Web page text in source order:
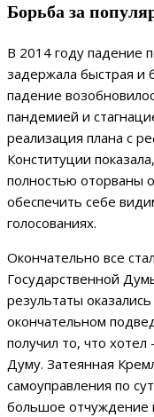
Борьба за
В 2014 году падение
задержала быстрая и
падение
пандемией и
реализация плана с
Конституции
полностью оторваны
обеспечить себе
голосованиях.
Окончательно все
Государственной
результаты
окончательном
получил то, что
Думу. Затеянная
самоуправления по
большое отчуждение